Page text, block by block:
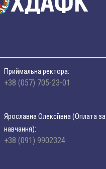
Приймальна ректора:
+38 (057) 705-23-01
Ярославна Олексіївна (Оплата за
навчання):
+38 (091) 9902324